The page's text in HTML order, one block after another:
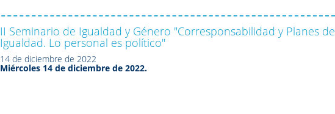
II Seminario de Igualdad y Género "Corresponsabilidad y Planes de
Igualdad. Lo personal es político"
14 de diciembre de 2022
Miércoles 14 de diciembre de 2022.